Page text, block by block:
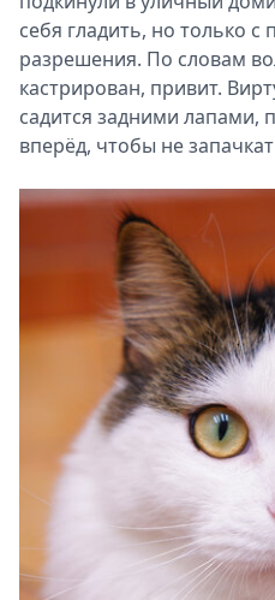
себя гладить, но только с
разрешения. По словам
кастрирован, привит.
садится задними лапами,
вперёд, чтобы не